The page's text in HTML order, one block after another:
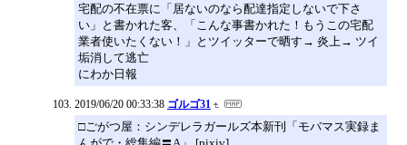
宅配の不在票に「居ないのなら配達指定しないで下さ
い」と書かれた客、「こんな事書かれた！もうこの宅配
業者使いたくない！」とツイッターで晒す→ 炎上→ ツイ
垢消して逃亡
にわか日報
2019/06/20 00:33:38 ゴルゴ31
□ごがつ屋：シンデレラガールズ本新刊「モバマス実録ま